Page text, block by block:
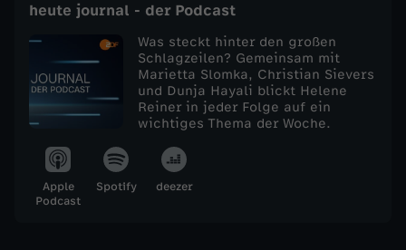
n
e
n
-
P
heute journal - der Podcast
Was steckt hinter den großen
Schlagzeilen? Gemeinsam mit
Marietta Slomka, Christian Sievers
und Dunja Hayali blickt Helene
Reiner in jeder Folge auf ein
wichtiges Thema der Woche.
Apple
Podcast
Spotify deezer